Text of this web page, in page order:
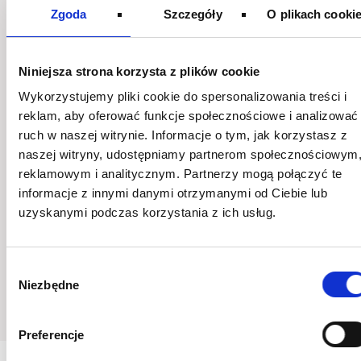
Zgoda Szczegóły O plikach
Niniejsza strona korzysta z plików cookie
Wykorzystujemy pliki cookie do spersonalizowania treści i
reklam, aby oferować funkcje społecznościowe i analizować
ruch w naszej witrynie. Informacje o tym, jak korzystasz z
naszej witryny, udostępniamy partnerom społecznościowym,
reklamowym i analitycznym. Partnerzy mogą połączyć te
informacje z innymi danymi otrzymanymi od Ciebie lub
uzyskanymi podczas korzystania z ich usług.
zgody
Niezbędne
Preferencje
dla pacjenta lub według zaleceń lekarza
lub farmaceuty.
Dorośli i dzieci powyżej 12 roku życia:
tabletki jednorazowo, najlepiej
przed snem.
W razie potrzeby dawkowanie można
zwiększyć do 3 tabletek dziennie.